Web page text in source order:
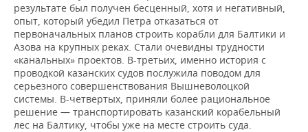
результате был получен бесценный, хотя и негативный,
опыт, который убедил Петра отказаться от
первоначальных планов строить корабли для Балтики и
Азова на крупных реках. Стали очевидны трудности
«канальных» проектов. В-третьих, именно история с
проводкой казанских судов послужила поводом для
серьезного совершенствования Вышневолоцкой
системы. В-четвертых, приняли более рациональное
решение — транспортировать казанский корабельный
лес на Балтику, чтобы уже на месте строить суда.